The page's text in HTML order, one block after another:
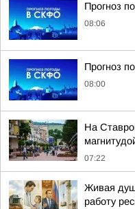
Прогноз
08:06
Прогноз
08:00
На
07:22
Живая
работу